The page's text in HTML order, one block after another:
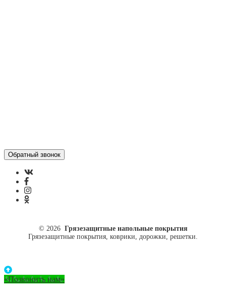
© 2026 Грязезащитные напольные покрытия
Грязезащитные покрытия, коврики, дорожки, решетки.
«Позвонить нам»